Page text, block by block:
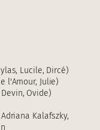
Lucile, Dircé)
l'Amour, Julie)
Ovide)
Kalafszky,